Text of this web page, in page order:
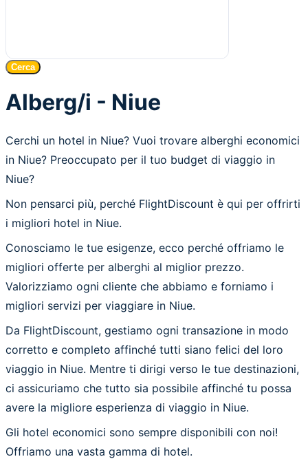
Cerca
Alberg/i - Niue
Cerchi un hotel in Niue? Vuoi trovare alberghi economici
in Niue? Preoccupato per il tuo budget di viaggio in
Niue?
Non pensarci più, perché FlightDiscount è qui per offrirti
i migliori hotel in Niue.
Conosciamo le tue esigenze, ecco perché offriamo le
migliori offerte per alberghi al miglior prezzo.
Valorizziamo ogni cliente che abbiamo e forniamo i
migliori servizi per viaggiare in Niue.
Da FlightDiscount, gestiamo ogni transazione in modo
corretto e completo affinché tutti siano felici del loro
viaggio in Niue. Mentre ti dirigi verso le tue destinazioni,
ci assicuriamo che tutto sia possibile affinché tu possa
avere la migliore esperienza di viaggio in Niue.
Gli hotel economici sono sempre disponibili con noi!
Offriamo una vasta gamma di hotel.